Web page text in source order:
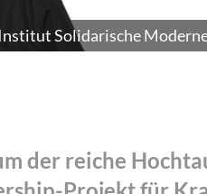
Solidarische
der reiche